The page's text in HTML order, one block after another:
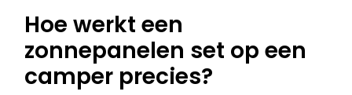
Hoe werkt een
zonnepanelen set op een
camper precies?